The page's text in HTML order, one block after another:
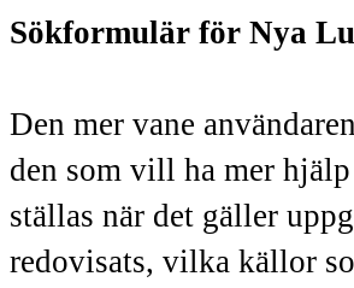
Sökformulär för Nya
Den mer vane
den som vill ha mer
ställas när det gäller
redovisats, vilka källor